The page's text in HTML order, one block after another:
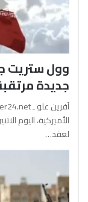
وول ستريت
جديدة
الأميركية، اليوم
لعقد…